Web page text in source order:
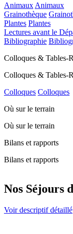
Animaux Animaux
Grainothèque
Plantes Plantes
Lectures avant le
Bibliographie
Colloques & Tables-
Colloques & Tables-
Colloques Colloques
Où sur le terrain
Où sur le terrain
Bilans et rapports
Bilans et rapports
Nos Séjours
Voir descriptif détaillé